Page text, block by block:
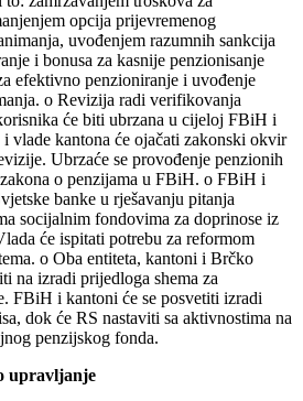
opcija prijevremenog
uvođenjem razumnih sankcija
i bonusa za kasnije penzionisanje
efektivno penzioniranje i uvođenje
o Revizija radi verifikovanja
će biti ubrzana u cijeloj FBiH i
vlade kantona će ojačati zakonski okvir
Ubrzaće se provođenje penzionih
o penzijama u FBiH. o FBiH i
banke u rješavanju pitanja
socijalnim fondovima za doprinose iz
će ispitati potrebu za reformom
o Oba entiteta, kantoni i Brčko
na izradi prijedloga shema za
FBiH i kantoni će se posvetiti izradi
dok će RS nastaviti sa aktivnostima na
penzijskog fonda.
upravljanje